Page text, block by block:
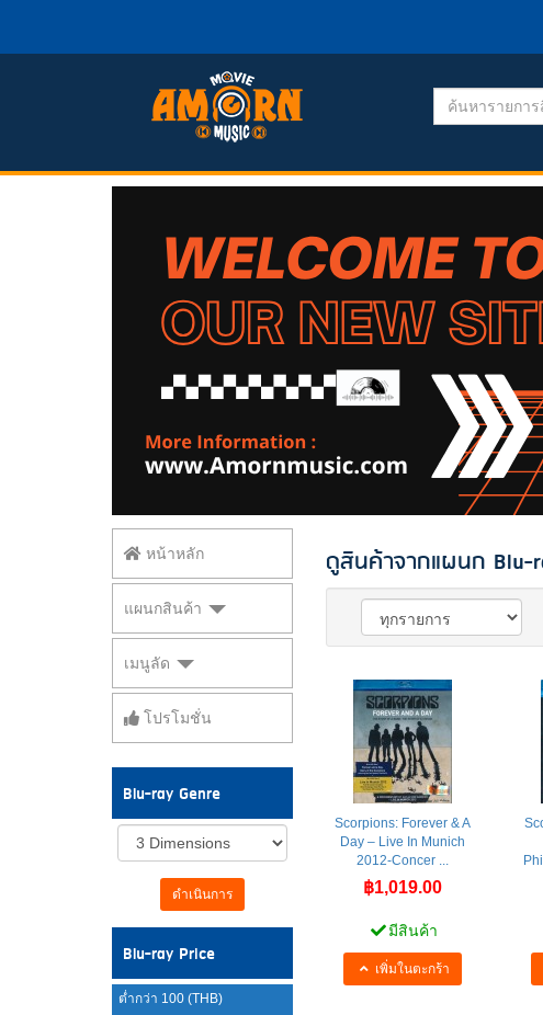
หน้าหลัก
แผนกสินค้า
เมนูลัด
โปรโมชั่น
Blu-ray Genre
ดำเนินการ
Blu-ray Price
ต่ำกว่า 100 (THB)
ดูสินค้าจากแผนก Blu-
Scorpions: Forever & A
Day – Live In Munich
2012-Concer ...
฿1,019.00
มีสินค้า
เพิ่มในตะกร้า